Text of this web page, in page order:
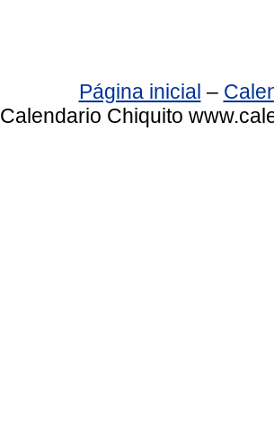
Página inicial –
Calendario Chiquito